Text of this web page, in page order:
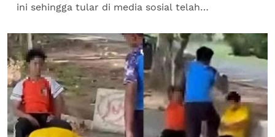
ini sehingga tular di media sosial telah
cuba dirahsiakan...